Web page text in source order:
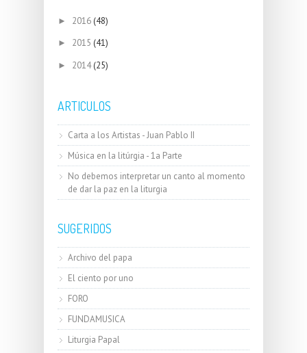
► 2016 (48)
► 2015 (41)
► 2014 (25)
ARTICULOS
Carta a los Artistas - Juan Pablo II
Música en la litúrgia - 1a Parte
No debemos interpretar un canto al momento
de dar la paz en la liturgia
SUGERIDOS
Archivo del papa
El ciento por uno
FORO
FUNDAMUSICA
Liturgia Papal